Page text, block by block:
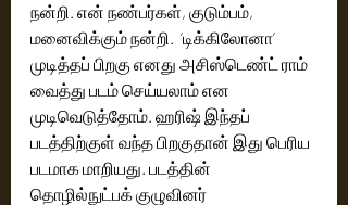
நன்றி. என் நண்பர்கள், குடும்பம்,
மனைவிக்கும் நன்றி.  ‘டிக்கிலோனா’
முடித்தப் பிறகு எனது அசிஸ்டெண்ட் ராம்
வைத்து படம் செய்யலாம் என
முடிவெடுத்தோம். ஹரிஷ் இந்தப்
படத்திற்குள் வந்த பிறகுதான் இது பெரிய
படமாக மாறியது. படத்தின்
தொழில்நுட்பக் குழுவினர்